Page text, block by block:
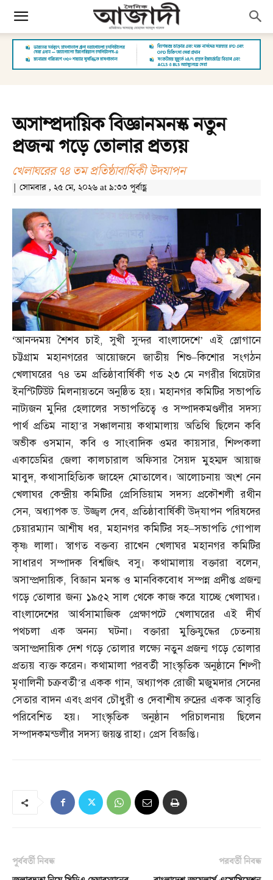
অসাম্প্রদায়িক বিজ্ঞানমনস্ক নতুন
প্রজন্ম গড়ে তোলার প্রত্যয়
খেলাঘরের ৭৪ তম প্রতিষ্ঠাবার্ষিকী উদযাপন
| সোমবার , ২৫ মে, ২০২৬ at ৯:৩৩ পূর্বাহ্ণ
‘আনন্দময় শৈশব চাই,সুখী সুন্দর বাংলাদেশে’ এই স্লোগানে
চট্টগ্রাম মহানগরের আয়োজনে জাতীয় শিশু–কিশোর সংগঠন
খেলাঘরের ৭৪ তম প্রতিষ্ঠাবার্ষিকী গত ২৩ মে নগরীর থিয়েটার
ইনস্টিটিউট মিলনায়তনে অনুষ্ঠিত হয়। মহানগর কমিটির সভাপতি
নাট্যজন মুনির হেলালের সভাপতিত্বে ও সম্পাদকমণ্ডলীর সদস্য
পার্থ প্রতিম নাহা’র সঞ্চালনায় কথামালায় অতিথি ছিলেন কবি
অভীক ওসমান,কবি ও সাংবাদিক ওমর কায়সার,শিল্পকলা
একাডেমির জেলা কালচারাল অফিসার সৈয়দ মুহম্মদ আয়াজ
মাবুদ,কথাসাহিত্যিক জাহেদ মোতালেব। আলোচনায় অংশ নেন
খেলাঘর কেন্দ্রীয় কমিটির প্রেসিডিয়াম সদস্য প্রকৌশলী রথীন
সেন,অধ্যাপক ড.উজ্জ্বল দেব, প্রতিষ্ঠাবার্ষিকী উদ্‌যাপন পরিষদের
চেয়ারম্যান আশীষ ধর,মহানগর কমিটির সহ–সভাপতি গোপাল
কৃষ্ণ লালা। স্বাগত বক্তব্য রাখেন খেলাঘর মহানগর কমিটির
সাধারণ সম্পাদক বিশ্বজিৎ বসু। কথামালায় বক্তারা বলেন,
অসাম্প্রদায়িক,বিজ্ঞান মনস্ক ও মানবিকবোধ সম্পন্ন প্রদীপ্ত প্রজন্ম
গড়ে তোলার জন্য ১৯৫২ সাল থেকে কাজ করে যাচ্ছে খেলাঘর।
বাংলাদেশের আর্থসামাজিক প্রেক্ষাপটে খেলাঘরের এই দীর্ঘ
পথচলা এক অনন্য ঘটনা। বক্তারা মুক্তিযুদ্ধের চেতনায়
অসাম্প্রদায়িক দেশ গড়ে তোলার লক্ষ্যে নতুন প্রজন্ম গড়ে তোলার
প্রত্যয় ব্যক্ত করেন। কথামালা পরবর্তী সাংস্কৃতিক অনুষ্ঠানে শিল্পী
মৃণালিনী চক্রবর্তী’র একক গান,অধ্যাপক রোজী মজুমদার সেনের
সেতার বাদন এবং প্রণব চৌধুরী ও দেবাশীষ রুদ্রের একক আবৃত্তি
পরিবেশিত হয়। সাংস্কৃতিক অনুষ্ঠান পরিচালনায় ছিলেন
সম্পাদকমন্ডলীর সদস্য জয়ন্ত রাহা। প্রেস বিজ্ঞপ্তি।
পূর্ববর্তী নিবন্ধ
পরবর্তী নিবন্ধ